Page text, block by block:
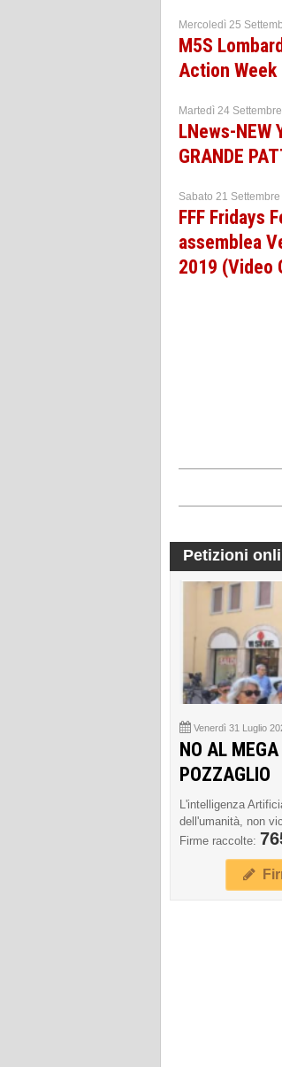
Mercoledì 25
M5S
Action
Martedì 24
LNews-NEW
GRANDE
Sabato 21
FFF Fridays
assemblea
2019 (Video
Petizioni
Venerdì 31 Luglio
NO AL
POZZAGLIO
L'intelligenza
dell'umanità, non
Firme raccolte: